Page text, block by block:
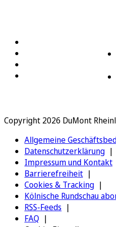
Copyright 2026 DuMont
Allgemeine
Datenschutzerklärung
Impressum und Kontakt
Barrierefreiheit
Cookies & Tracking
Kölnische Rundschau
RSS-Feeds
FAQ